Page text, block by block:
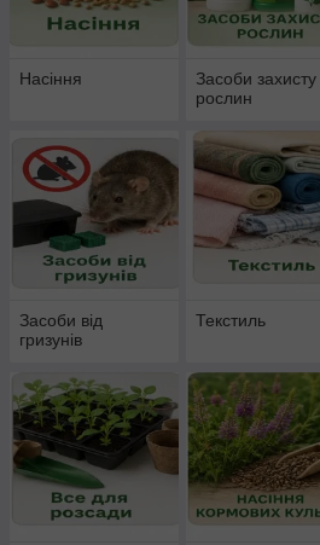
Насіння
Засоби захисту
рослин
Засоби від
гризунів
Текстиль